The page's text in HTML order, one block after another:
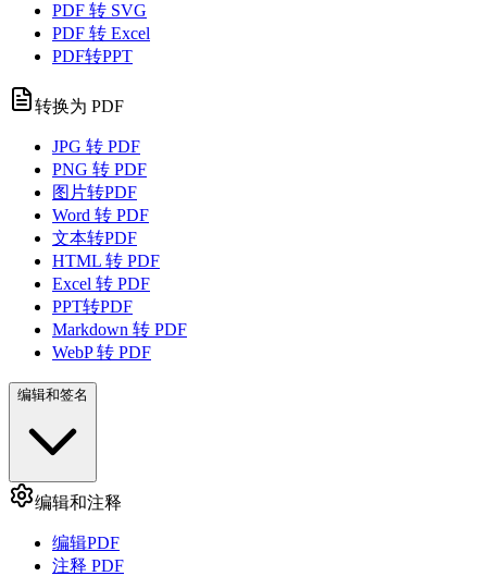
PDF 转 SVG
PDF 转 Excel
PDF转PPT
转换为 PDF
JPG 转 PDF
PNG 转 PDF
图片转PDF
Word 转 PDF
文本转PDF
HTML 转 PDF
Excel 转 PDF
PPT转PDF
Markdown 转 PDF
WebP 转 PDF
编辑和签名
编辑和注释
编辑PDF
注释 PDF